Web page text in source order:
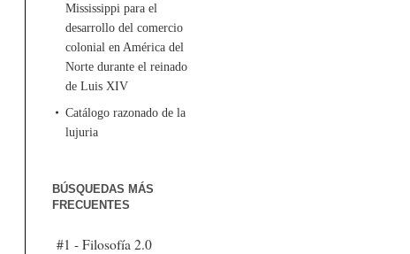
Mississippi para el
desarrollo del comercio
colonial en América del
Norte durante el reinado
de Luis XIV
Catálogo razonado de la
lujuria
BÚSQUEDAS MÁS
FRECUENTES
#1 - Filosofía 2.0